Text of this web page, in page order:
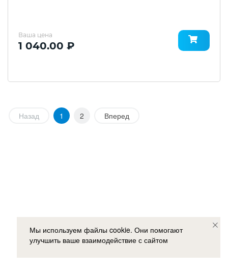
Ваша цена
1 040.00 ₽
Назад 1 2 Вперед
Мы используем файлы cookie. Они помогают
улучшить ваше взаимодействие с сайтом